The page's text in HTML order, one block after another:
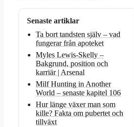
Senaste artiklar
Ta bort tandsten själv – vad
fungerar från apoteket
Myles Lewis-Skelly –
Bakgrund, position och
karriär | Arsenal
Milf Hunting in Another
World – senaste kapitel 106
Hur länge växer man som
kille? Fakta om pubertet och
tillväxt